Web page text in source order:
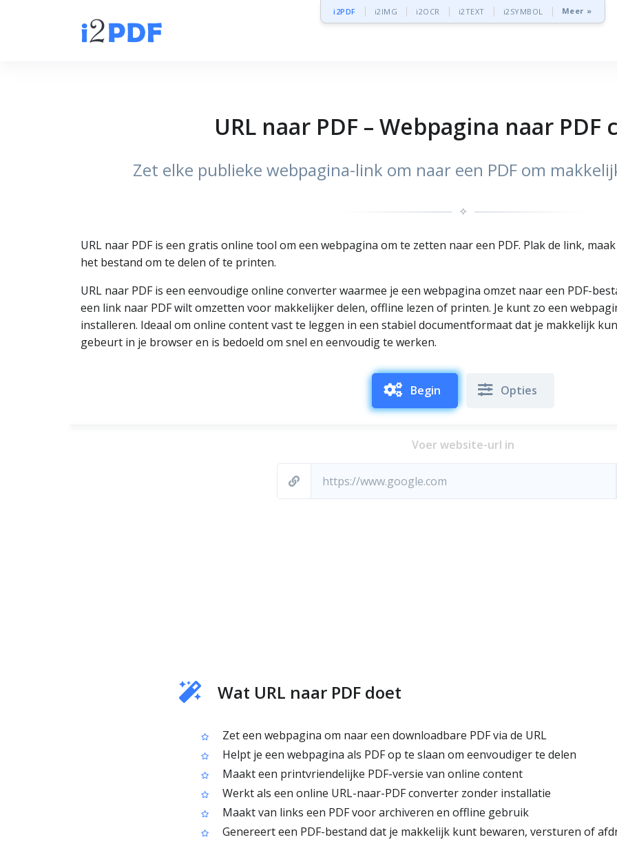
i2PDF i2IMG i2OCR i2TEXT i2SYMBOL Meer »
URL naar PDF – Webpagina naar
Zet elke publieke webpagina-link om naar een PDF om
✧
URL naar PDF is een gratis online tool om een webpagina om te zetten naar een PDF. Plak de link,
het bestand om te delen of te printen.
URL naar PDF is een eenvoudige online converter waarmee je een webpagina omzet naar een PDF-
een link naar PDF wilt omzetten voor makkelijker delen, offline lezen of printen. Je kunt zo een
installeren. Ideaal om online content vast te leggen in een stabiel documentformaat dat je makkelijk
gebeurt in je browser en is bedoeld om snel en eenvoudig te werken.
Begin Opties
Voer website-url in
Wat URL naar PDF doet
Zet een webpagina om naar een downloadbare PDF via de URL
Helpt je een webpagina als PDF op te slaan om eenvoudiger te delen
Maakt een printvriendelijke PDF-versie van online content
Werkt als een online URL-naar-PDF converter zonder installatie
Maakt van links een PDF voor archiveren en offline gebruik
Genereert een PDF-bestand dat je makkelijk kunt bewaren, versturen of